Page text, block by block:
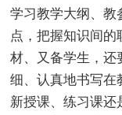
学习教学大纲、教
点，把握知识间
材、又备学生，还
细、认真地书写在
新授课、练习课还